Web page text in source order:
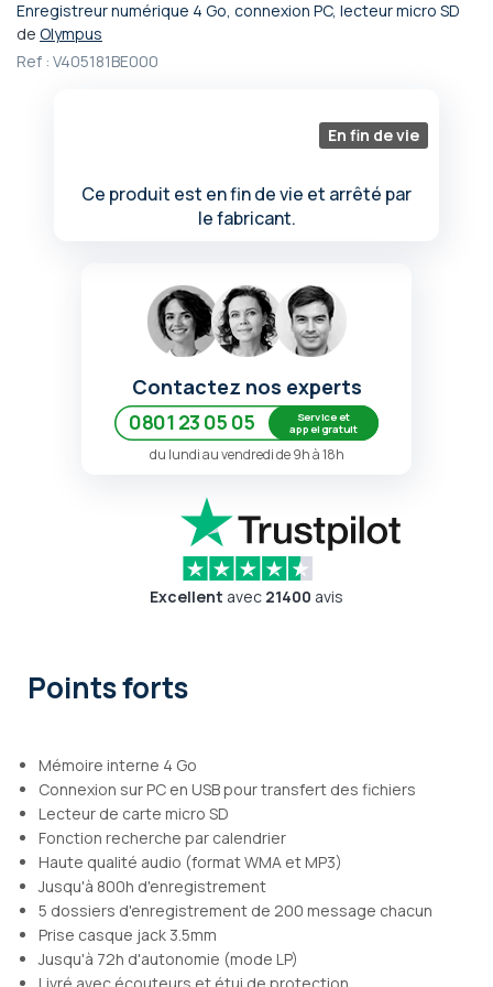
Enregistreur numérique 4 Go, connexion PC, lecteur micro SD
de Olympus
Ref : V405181BE000
En fin de vie
Ce produit est en fin de vie et arrêté par
le fabricant.
Passer
au
début
Contactez nos experts
0801 23 05 05
Service et
appel gratuit
du lundi au vendredi de 9h à 18h
Excellent avec 21400 avis
Points forts
Mémoire interne 4 Go
Connexion sur PC en USB pour transfert des fichiers
Lecteur de carte micro SD
Fonction recherche par calendrier
Haute qualité audio (format WMA et MP3)
Jusqu'à 800h d'enregistrement
5 dossiers d'enregistrement de 200 message chacun
Prise casque jack 3.5mm
Jusqu'à 72h d'autonomie (mode LP)